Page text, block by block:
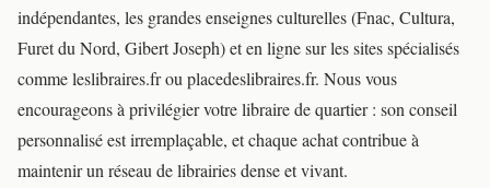
indépendantes, les grandes enseignes culturelles (Fnac, Cultura,
Furet du Nord, Gibert Joseph) et en ligne sur les sites spécialisés
comme leslibraires.fr ou placedeslibraires.fr. Nous vous
encourageons à privilégier votre libraire de quartier : son conseil
personnalisé est irremplaçable, et chaque achat contribue à
maintenir un réseau de librairies dense et vivant.